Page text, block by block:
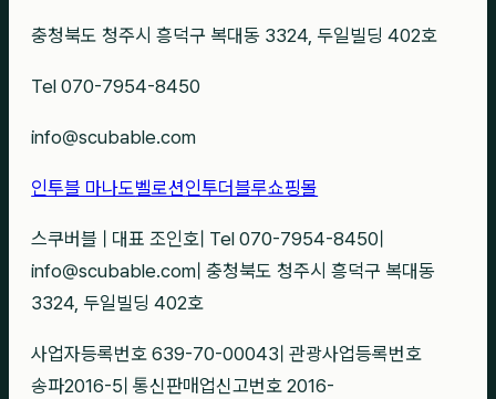
충청북도 청주시 흥덕구 복대동 3324, 두일빌딩 402호
Tel 070-7954-8450
info@scubable.com
인투블 마나도벨로션인투더블루쇼핑몰
스쿠버블 대표 조인호 Tel 070-7954-8450
info@scubable.com 충청북도 청주시 흥덕구 복대동
3324, 두일빌딩 402호
사업자등록번호 639-70-00043 관광사업등록번호
송파2016-5 통신판매업신고번호 2016-